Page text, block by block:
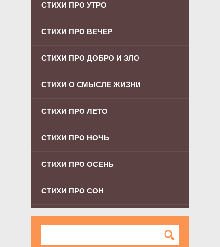
СТИХИ ПРО УТРО
СТИХИ ПРО ВЕЧЕР
СТИХИ ПРО ДОБРО И ЗЛО
СТИХИ О СМЫСЛЕ ЖИЗНИ
СТИХИ ПРО ЛЕТО
СТИХИ ПРО НОЧЬ
СТИХИ ПРО ОСЕНЬ
СТИХИ ПРО СОН